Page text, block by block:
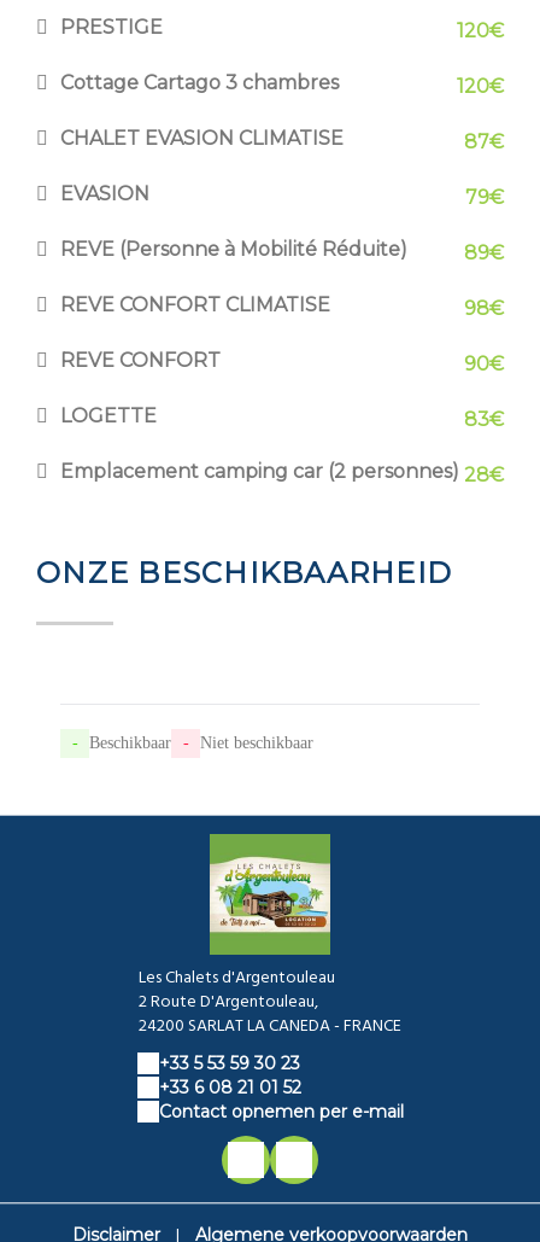
PRESTIGE 120€
Cottage Cartago 3 chambres 120€
CHALET EVASION CLIMATISE 87€
EVASION 79€
REVE (Personne à Mobilité Réduite) 89€
REVE CONFORT CLIMATISE 98€
REVE CONFORT 90€
LOGETTE 83€
Emplacement camping car (2 personnes) 28€
ONZE BESCHIKBAARHEID
- Beschikbaar - Niet beschikbaar
Les Chalets d'Argentouleau
2 Route D'Argentouleau,
24200 SARLAT LA CANEDA - FRANCE
+33 5 53 59 30 23
+33 6 08 21 01 52
Contact opnemen per e-mail
Disclaimer Algemene verkoopvoorwaarden